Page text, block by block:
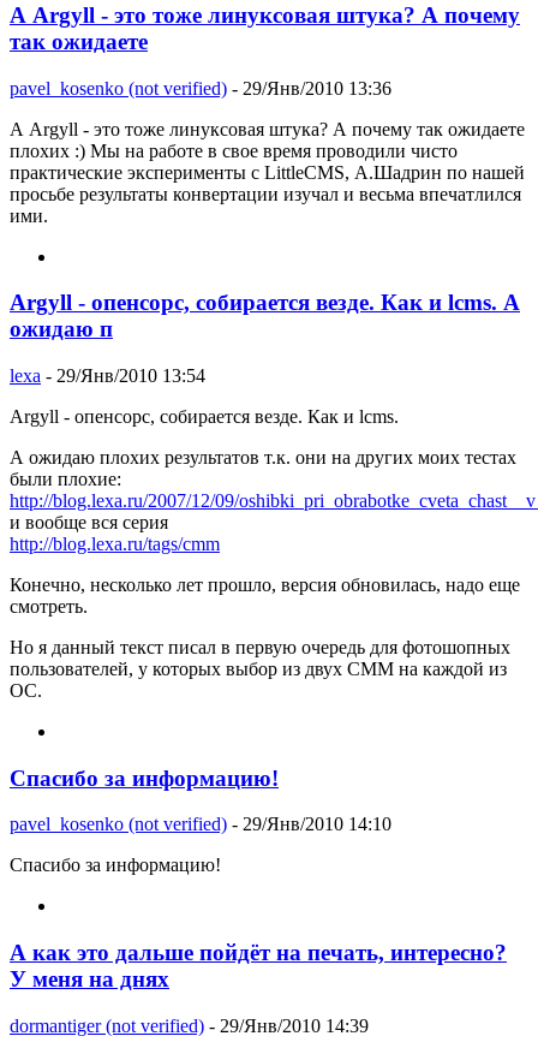
А Argyll - это тоже линуксовая штука? А почему
так ожидаете
pavel_kosenko (not verified) - 29/Янв/2010 13:36
А Argyll - это тоже линуксовая штука? А почему так ожидаете
плохих :) Мы на работе в свое время проводили чисто
практические эксперименты с LittleCMS, А.Шадрин по нашей
просьбе результаты конвертации изучал и весьма впечатлился
ими.
Argyll - опенсорс, собирается везде. Как и lcms. А
ожидаю п
lexa - 29/Янв/2010 13:54
Argyll - опенсорс, собирается везде. Как и lcms.
А ожидаю плохих результатов т.к. они на других моих тестах
были плохие:
http://blog.lexa.ru/2007/12/09/
и вообще вся серия
http://blog.lexa.ru/tags/cmm
Конечно, несколько лет прошло, версия обновилась, надо еще
смотреть.
Но я данный текст писал в первую очередь для фотошопных
пользователей, у которых выбор из двух CMM на каждой из
ОС.
Спасибо за информацию!
pavel_kosenko (not verified) - 29/Янв/2010 14:10
Спасибо за информацию!
А как это дальше пойдёт на печать, интересно?
У меня на днях
dormantiger (not verified) - 29/Янв/2010 14:39